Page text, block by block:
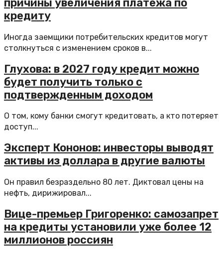
причины увеличения платежа по
кредиту
Иногда заемщики потребительских кредитов могут
столкнуться с изменением сроков в...
Глухова: в 2027 году кредит можно
будет получить только с
подтвержденным доходом
О том, кому банки смогут кредитовать, а кто потеряет
доступ...
Эксперт Кононов: инвесторы выводят
активы из доллара в другие валюты
Он правил безраздельно 80 лет. Диктовал цены на
нефть, дирижировал...
Вице-премьер Григоренко: самозапрет
на кредиты установили уже более 12
миллионов россиян